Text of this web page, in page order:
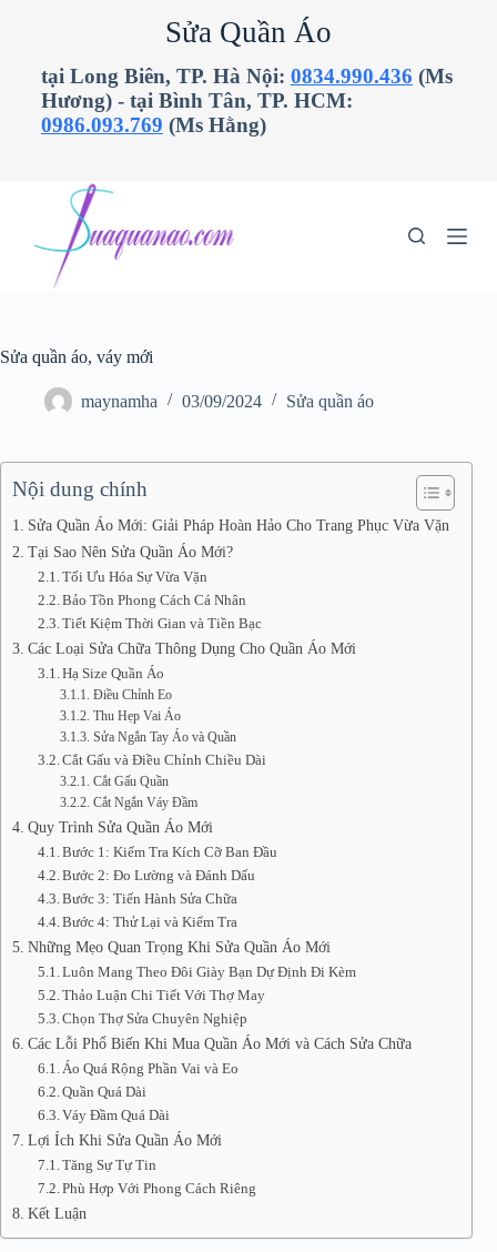
u
Sửa Quần Áo
tại Long Biên, TP. Hà Nội: 0834.990.436 (Ms
Hương) - tại Bình Tân, TP. HCM:
0986.093.769 (Ms Hằng)
Sửa quần áo, váy mới
maynamha 03/09/2024 Sửa quần áo
Nội dung chính
Sửa Quần Áo Mới: Giải Pháp Hoàn Hảo Cho Trang Phục Vừa Vặn
Tại Sao Nên Sửa Quần Áo Mới?
Tối Ưu Hóa Sự Vừa Vặn
Bảo Tồn Phong Cách Cá Nhân
Tiết Kiệm Thời Gian và Tiền Bạc
Các Loại Sửa Chữa Thông Dụng Cho Quần Áo Mới
Hạ Size Quần Áo
Điều Chỉnh Eo
Thu Hẹp Vai Áo
Sửa Ngắn Tay Áo và Quần
Cắt Gấu và Điều Chỉnh Chiều Dài
Cắt Gấu Quần
Cắt Ngắn Váy Đầm
Quy Trình Sửa Quần Áo Mới
Bước 1: Kiểm Tra Kích Cỡ Ban Đầu
Bước 2: Đo Lường và Đánh Dấu
Bước 3: Tiến Hành Sửa Chữa
Bước 4: Thử Lại và Kiểm Tra
Những Mẹo Quan Trọng Khi Sửa Quần Áo Mới
Luôn Mang Theo Đôi Giày Bạn Dự Định Đi Kèm
Thảo Luận Chi Tiết Với Thợ May
Chọn Thợ Sửa Chuyên Nghiệp
Các Lỗi Phổ Biến Khi Mua Quần Áo Mới và Cách Sửa Chữa
Áo Quá Rộng Phần Vai và Eo
Quần Quá Dài
Váy Đầm Quá Dài
Lợi Ích Khi Sửa Quần Áo Mới
Tăng Sự Tự Tin
Phù Hợp Với Phong Cách Riêng
Kết Luận